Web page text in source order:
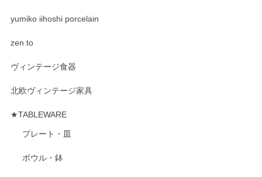
yumiko iihoshi porcelain
zen to
ヴィンテージ食器
北欧ヴィンテージ家具
★TABLEWARE
プレート・皿
ボウル・鉢